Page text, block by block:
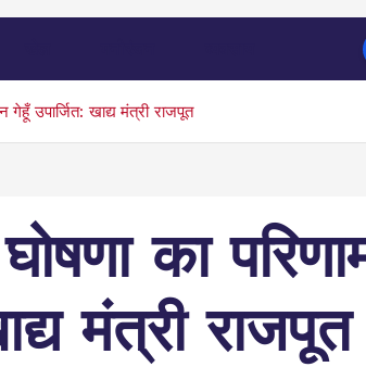
गेहूँ उपार्जित: खाद्य मंत्री राजपूत
घोषणा का
मंत्री राजपूत